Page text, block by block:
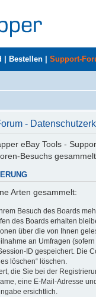
Bestellen Support-
-
eBay Tools -
Besuchs
Arten gesammelt:
Besuch des Boards
des Boards erhalten
über die von Ihnen
an Umfragen
ID gespeichert. Die
löschen“ löschen.
die Sie bei der
eine E-Mail-Adresse
ersichtlich.